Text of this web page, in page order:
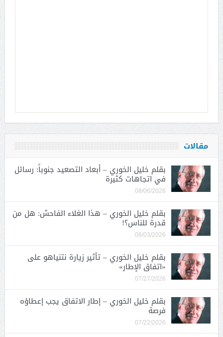
مقالات
بقلم خليل الخوري – أبعاد التصعيد جنوباً: رسائل
في اتجاهات كثيرة
08/06/2026
بقلم خليل الخوري – هذا الغلاء الفاحش: هل من
قدرة للناس؟!
08/03/2026
بقلم خليل الخوري – تأثير زيارة نتنياهو على
«اتفاق الإطار»
07/27/2026
بقلم خليل الخوري – إطار الاتفاق يجب إعطاؤه
فرصة
07/22/2026